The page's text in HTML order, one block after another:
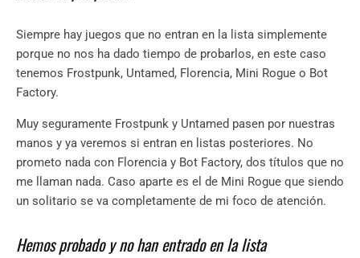
Siempre hay juegos que no entran en la lista simplemente
porque no nos ha dado tiempo de probarlos, en este caso
tenemos Frostpunk, Untamed, Florencia, Mini Rogue o Bot
Factory.
Muy seguramente Frostpunk y Untamed pasen por nuestras
manos y ya veremos si entran en listas posteriores. No
prometo nada con Florencia y Bot Factory, dos títulos que no
me llaman nada. Caso aparte es el de Mini Rogue que siendo
un solitario se va completamente de mi foco de atención.
Hemos probado y no han entrado en la lista